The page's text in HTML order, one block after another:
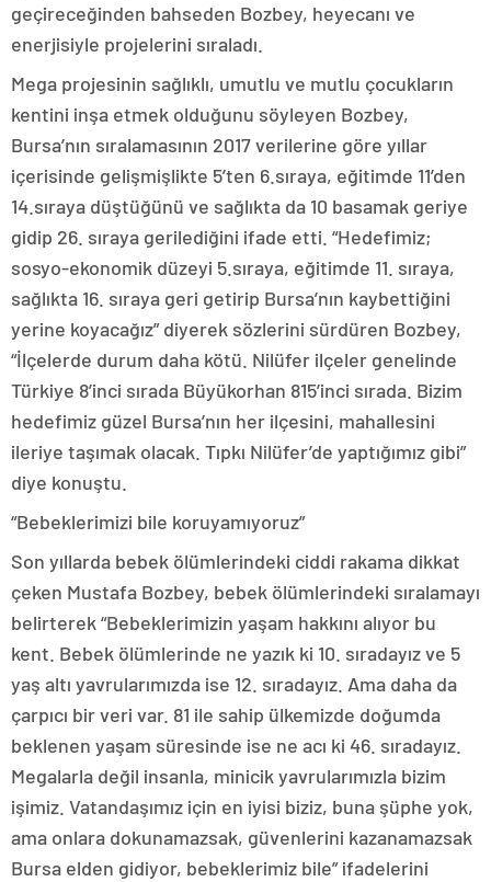
geçireceğinden bahseden Bozbey, heyecanı ve
enerjisiyle projelerini sıraladı.
Mega projesinin sağlıklı, umutlu ve mutlu çocukların
kentini inşa etmek olduğunu söyleyen Bozbey,
Bursa’nın sıralamasının 2017 verilerine göre yıllar
içerisinde gelişmişlikte 5’ten 6.sıraya, eğitimde 11’den
14.sıraya düştüğünü ve sağlıkta da 10 basamak geriye
gidip 26. sıraya gerilediğini ifade etti. “Hedefimiz;
sosyo-ekonomik düzeyi 5.sıraya, eğitimde 11. sıraya,
sağlıkta 16. sıraya geri getirip Bursa’nın kaybettiğini
yerine koyacağız” diyerek sözlerini sürdüren Bozbey,
“İlçelerde durum daha kötü. Nilüfer ilçeler genelinde
Türkiye 8’inci sırada Büyükorhan 815’inci sırada. Bizim
hedefimiz güzel Bursa’nın her ilçesini, mahallesini
ileriye taşımak olacak. Tıpkı Nilüfer’de yaptığımız gibi”
diye konuştu.
“Bebeklerimizi bile koruyamıyoruz”
Son yıllarda bebek ölümlerindeki ciddi rakama dikkat
çeken Mustafa Bozbey, bebek ölümlerindeki sıralamayı
belirterek “Bebeklerimizin yaşam hakkını alıyor bu
kent. Bebek ölümlerinde ne yazık ki 10. sıradayız ve 5
yaş altı yavrularımızda ise 12. sıradayız. Ama daha da
çarpıcı bir veri var. 81 ile sahip ülkemizde doğumda
beklenen yaşam süresinde ise ne acı ki 46. sıradayız.
Megalarla değil insanla, minicik yavrularımızla bizim
işimiz. Vatandaşımız için en iyisi biziz, buna şüphe yok,
ama onlara dokunamazsak, güvenlerini kazanamazsak
Bursa elden gidiyor, bebeklerimiz bile” ifadelerini